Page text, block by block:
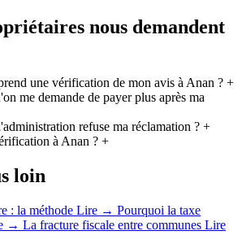
nous demandent
une vérification de mon avis à Anan ?+
me demande de payer plus après ma
refuse ma réclamation ?+
à Anan ?+
loin
: la méthode Lire → Pourquoi la taxe
→ La fracture fiscale entre communes Lire